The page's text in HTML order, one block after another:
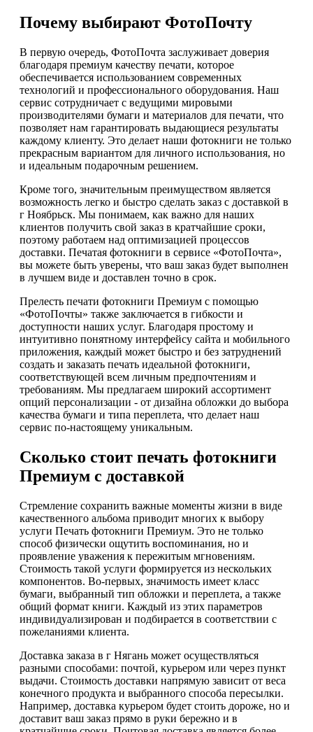
Почему выбирают ФотоПочту
В первую очередь, ФотоПочта заслуживает доверия
благодаря премиум качеству печати, которое
обеспечивается использованием современных
технологий и профессионального оборудования. Наш
сервис сотрудничает с ведущими мировыми
производителями бумаги и материалов для печати, что
позволяет нам гарантировать выдающиеся результаты
каждому клиенту. Это делает наши фотокниги не только
прекрасным вариантом для личного использования, но
и идеальным подарочным решением.
Кроме того, значительным преимуществом является
возможность легко и быстро сделать заказ с доставкой в
г Ноябрьск. Мы понимаем, как важно для наших
клиентов получить свой заказ в кратчайшие сроки,
поэтому работаем над оптимизацией процессов
доставки. Печатая фотокниги в сервисе «ФотоПочта»,
вы можете быть уверены, что ваш заказ будет выполнен
в лучшем виде и доставлен точно в срок.
Прелесть печати фотокниги Премиум с помощью
«ФотоПочты» также заключается в гибкости и
доступности наших услуг. Благодаря простому и
интуитивно понятному интерфейсу сайта и мобильного
приложения, каждый может быстро и без затруднений
создать и заказать печать идеальной фотокниги,
соответствующей всем личным предпочтениям и
требованиям. Мы предлагаем широкий ассортимент
опций персонализации - от дизайна обложки до выбора
качества бумаги и типа переплета, что делает наш
сервис по-настоящему уникальным.
Сколько стоит печать фотокниги
Премиум с доставкой
Стремление сохранить важные моменты жизни в виде
качественного альбома приводит многих к выбору
услуги Печать фотокниги Премиум. Это не только
способ физически ощутить воспоминания, но и
проявление уважения к пережитым мгновениям.
Стоимость такой услуги формируется из нескольких
компонентов. Во-первых, значимость имеет класс
бумаги, выбранный тип обложки и переплета, а также
общий формат книги. Каждый из этих параметров
индивидуализирован и подбирается в соответствии с
пожеланиями клиента.
Доставка заказа в г Нягань может осуществляться
разными способами: почтой, курьером или через пункт
выдачи. Стоимость доставки напрямую зависит от веса
конечного продукта и выбранного способа пересылки.
Например, доставка курьером будет стоить дороже, но и
доставит ваш заказ прямо в руки бережно и в